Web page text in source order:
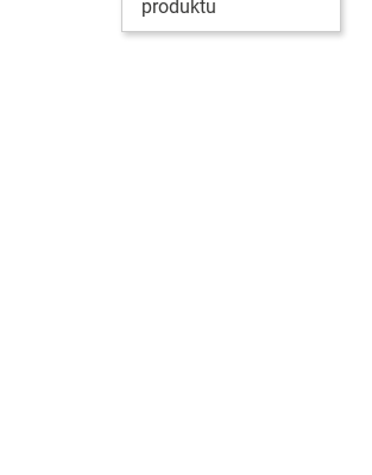
produktu